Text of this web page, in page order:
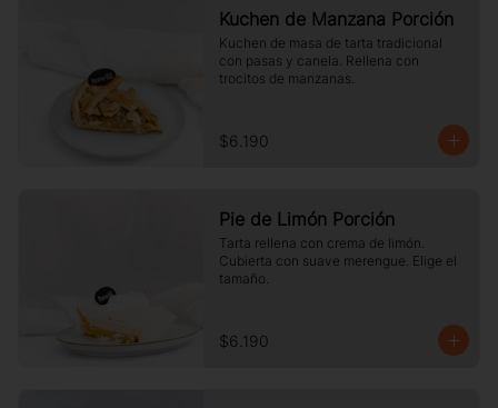
Kuchen de Manzana Porción
Kuchen de masa de tarta tradicional
con pasas y canela. Rellena con
trocitos de manzanas.
$6.190
Pie de Limón Porción
Tarta rellena con crema de limón.
Cubierta con suave merengue. Elige el
tamaño.
$6.190